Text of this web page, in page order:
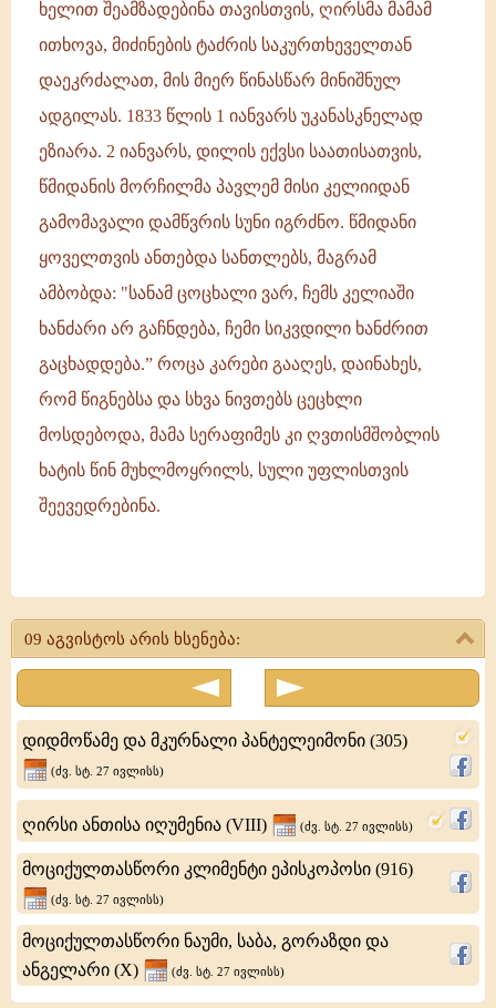
ხელით შეამზადებინა თავისთვის, ღირსმა მამამ
ითხოვა, მიძინების ტაძრის საკურთხეველთან
დაეკრძალათ, მის მიერ წინასწარ მინიშნულ
ადგილას. 1833 წლის 1 იანვარს უკანასკნელად
ეზიარა. 2 იანვარს, დილის ექვსი საათისათვის,
წმიდანის მორჩილმა პავლემ მისი კელიიდან
გამომავალი დამწვრის სუნი იგრძნო. წმიდანი
ყოველთვის ანთებდა სანთლებს, მაგრამ
ამბობდა: "სანამ ცოცხალი ვარ, ჩემს კელიაში
ხანძარი არ გაჩნდება, ჩემი სიკვდილი ხანძრით
გაცხადდება.” როცა კარები გააღეს, დაინახეს,
რომ წიგნებსა და სხვა ნივთებს ცეცხლი
მოსდებოდა, მამა სერაფიმეს კი ღვთისმშობლის
ხატის წინ მუხლმოყრილს, სული უფლისთვის
შეევედრებინა.
საროველი
სასწაულთმოქმედი
09 აგვისტოს არის ხსენება:
დიდმოწამე და მკურნალი პანტელეიმონი (305)
(ძვ. სტ. 27 ივლისს)
ღირსი ანთისა იღუმენია (VIII) (ძვ. სტ. 27 ივლისს)
მოციქულთასწორი კლიმენტი ეპისკოპოსი (916)
(ძვ. სტ. 27 ივლისს)
მოციქულთასწორი ნაუმი, საბა, გორაზდი და
ანგელარი (X)
(ძვ. სტ. 27 ივლისს)